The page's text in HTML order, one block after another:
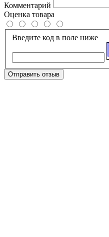
Комментарий
Оценка товара
Введите код в поле ниже
Отправить отзыв